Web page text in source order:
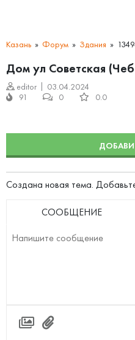
Казань Форум Здания
Дом ул Советская
editor
03.04.2024
91
0 0.0
Создана новая тема.
СООБЩЕНИЕ